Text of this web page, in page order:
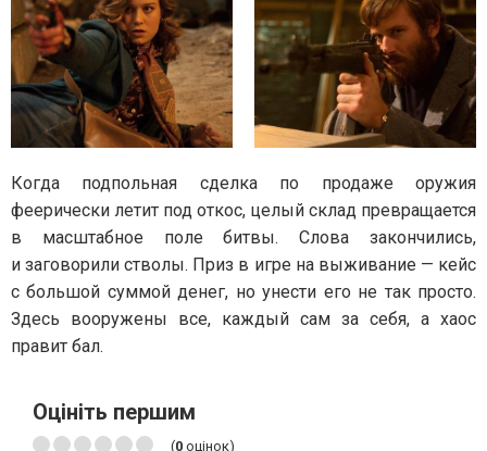
Когда подпольная сделка по продаже оружия
феерически летит под откос, целый склад превращается
в масштабное поле битвы. Слова закончились,
и заговорили стволы. Приз в игре на выживание — кейс
с большой суммой денег, но унести его не так просто.
Здесь вооружены все, каждый сам за себя, а хаос
правит бал.
Оцініть першим
(0 оцінок)